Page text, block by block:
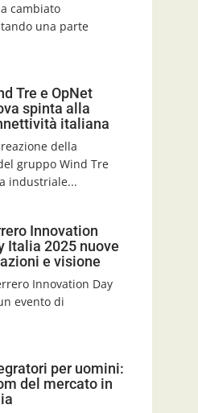
cambiato
una parte
Tre e OpNet
spinta alla
italiana
della
gruppo Wind Tre
industriale...
Innovation
Italia 2025 nuove
e visione
Innovation Day
evento di
per uomini:
del mercato in